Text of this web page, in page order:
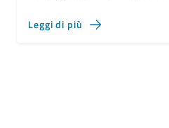
Leggi di più